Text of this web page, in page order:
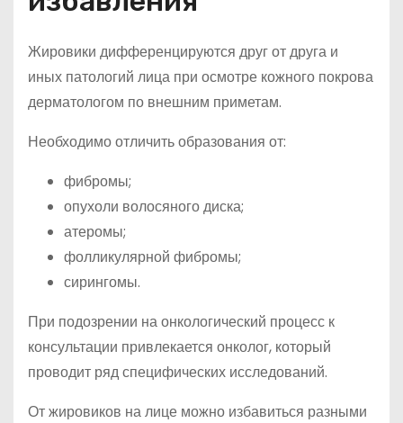
Жировики дифференцируются друг от друга и
иных патологий лица при осмотре кожного покрова
дерматологом по внешним приметам.
Необходимо отличить образования от:
фибромы;
опухоли волосяного диска;
атеромы;
фолликулярной фибромы;
сирингомы.
При подозрении на онкологический процесс к
консультации привлекается онколог, который
проводит ряд специфических исследований.
От жировиков на лице можно избавиться разными